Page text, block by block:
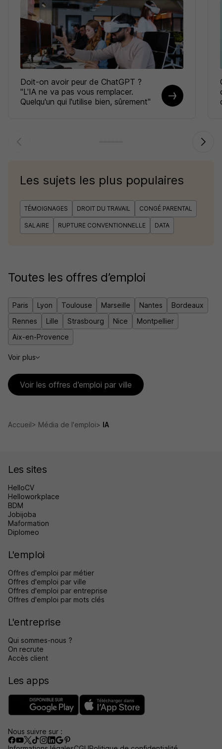
Doit-on avoir peur de ChatGPT ?
"L'IA ne va pas vous remplacer.
Quelqu'un qui l'utilise bien, sûrement"
Les sujets les plus populaires
TÉMOIGNAGES DROIT DU TRAVAIL CONGÉ PARENTAL
SALAIRE RUPTURE CONVENTIONNELLE DATA
Toutes les offres d’emploi
Paris Lyon Toulouse Marseille Nantes
Bordeaux
Rennes
Lille Strasbourg Nice
Montpellier
Aix-en-Provence
Voir plus
Voir les offres d’emploi par ville
Accueil Média de l'emploi IA
Les sites
HelloCV
Helloworkplace
BDM
Jobijoba
Maformation
Diplomeo
L'emploi
Offres d'emploi par métier
Offres d'emploi par ville
Offres d'emploi par entreprise
Offres d'emploi par mots clés
L'entreprise
Qui sommes-nous ?
On recrute
Accès client
Les apps
Nous suivre sur :